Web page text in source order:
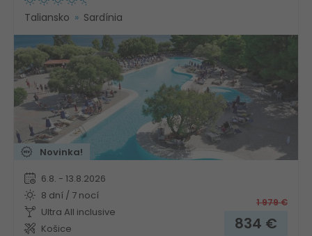
Taliansko Sardínia
Novinka!
6.8. - 13.8.2026
8 dní / 7 nocí
Ultra All inclusive
Košice
1 979€
834 €